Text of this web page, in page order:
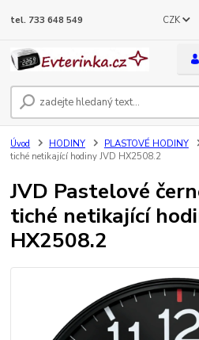
CZK
tel. 733 648 549
Úvod HODINY PLASTOVÉ HODINY
tiché netikající hodiny JVD HX2508.2
JVD Pastelové
tiché netikající
HX2508.2